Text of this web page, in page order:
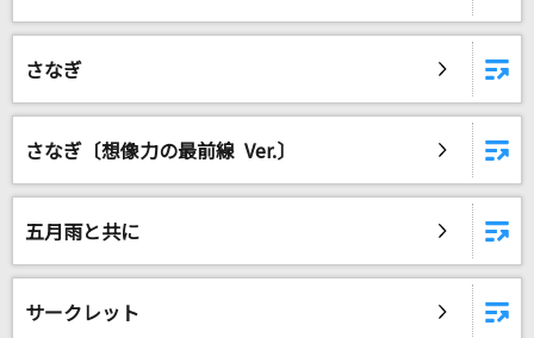
さなぎ
さなぎ〔想像力の最前線 Ver.〕
五月雨と共に
サークレット